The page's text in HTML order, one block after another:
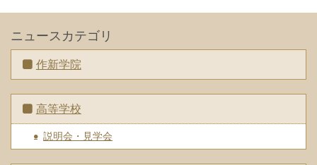
ニュースカテゴリ
作新学院
高等学校
説明会・見学会